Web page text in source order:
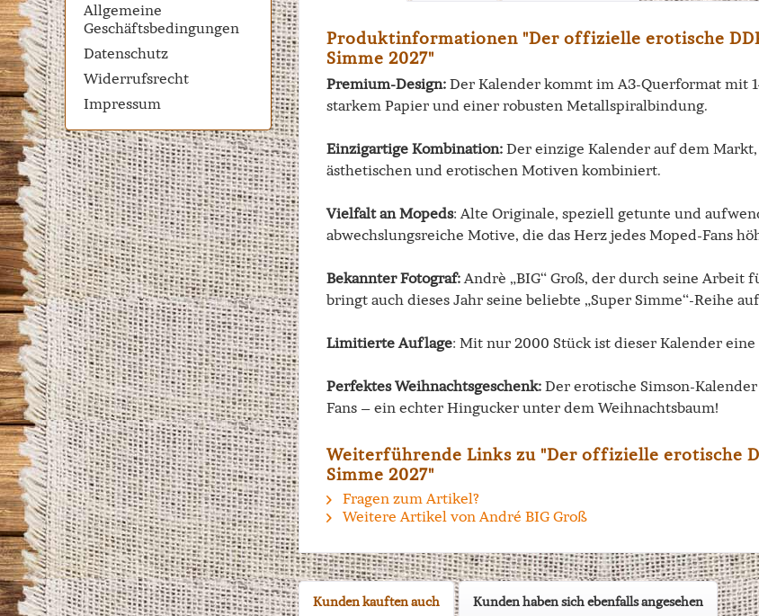
Allgemeine
Geschäftsbedingungen
Datenschutz
Widerrufsrecht
Impressum
Produktinformationen "Der offizielle erotische
Simme 2027"
Premium-Design: Der Kalender kommt im A3-Querformat mit
starkem Papier und einer robusten Metallspiralbindung.
Einzigartige Kombination: Der einzige Kalender auf dem
ästhetischen und erotischen Motiven kombiniert.
Vielfalt an Mopeds: Alte Originale, speziell getunte und
abwechslungsreiche Motive, die das Herz jedes Moped-Fans
Bekannter Fotograf:Andrè „BIG“ Groß, der durch seine Arbeit
bringt auch dieses Jahr seine beliebte „Super Simme“-Reihe
Limitierte Auflage: Mit nur 2000 Stück ist dieser Kalender
Perfektes Weihnachtsgeschenk: Der erotische Simson-
Fans – ein echter Hingucker unter dem Weihnachtsbaum!
Weiterführende Links zu "Der offizielle erotische
Simme 2027"
Fragen zum Artikel?
Weitere Artikel von André BIG Groß
Kunden kauften auch Kunden haben sich ebenfalls angesehen